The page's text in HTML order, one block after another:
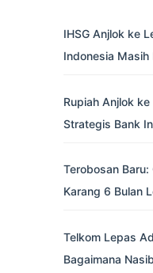
IHSG Anjlok ke
Indonesia Masih
Rupiah Anjlok
Strategis Bank
Terobosan
Karang 6 Bulan
Telkom Lepas
Bagaimana